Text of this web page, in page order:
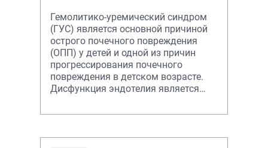
Гемолитико-уремический синдром
(ГУС) является основной причиной
острого почечного повреждения
(ОПП) у детей и одной из причин
прогрессирования почечного
повреждения в детском возрасте.
Дисфункция эндотелия является
механизмом